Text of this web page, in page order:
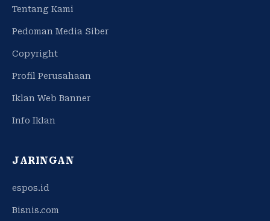
Tentang Kami
Pedoman Media Siber
Copyright
Profil Perusahaan
Iklan Web Banner
Info Iklan
JARINGAN
espos.id
Bisnis.com